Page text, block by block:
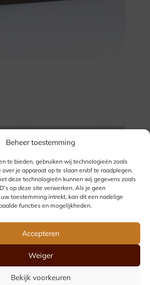
Beheer toestemming
te bieden, gebruiken wij technologieën zoals
je apparaat op te slaan en/of te raadplegen.
deze technologieën kunnen wij gegevens zoals
op deze site verwerken. Als je geen
toestemming intrekt, kan dit een nadelige
functies en mogelijkheden.
Accepteren
Weiger
Bekijk voorkeuren